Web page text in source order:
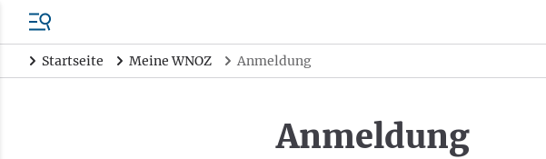
Startseite Meine WNOZ Anmeldung
Anmeldung